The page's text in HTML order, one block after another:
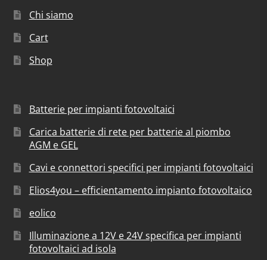
Chi siamo
Cart
Shop
Batterie per impianti fotovoltaici
Carica batterie di rete per batterie al piombo
AGM e GEL
Cavi e connettori specifici per impianti fotovoltaici
Elios4you – efficientamento impianto fotovoltaico
eolico
Illuminazione a 12V e 24V specifica per impianti
fotovoltaici ad isola